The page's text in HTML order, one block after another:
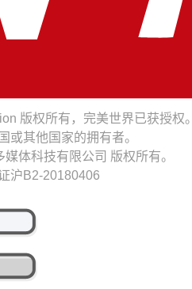
版权所有，完美世界已获授权。
或其他国家的拥有者。
体科技有限公司 版权所有。
沪B2-20180406